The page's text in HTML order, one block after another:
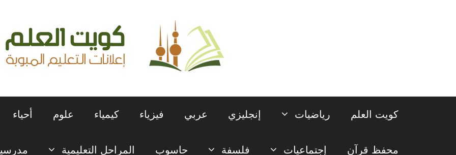
كويت العلم رياضيات إنجليزي عربي فيزياء كيمياء علوم أحياء
محفظ قرآن إجتماعيات فلسفة حاسوب المراحل التعليمية